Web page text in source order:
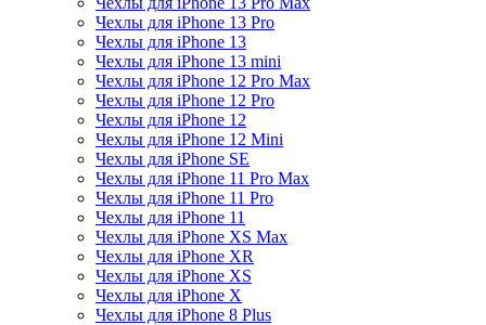
Чехлы для iPhone 13 Pro
Чехлы для iPhone 13
Чехлы для iPhone 13 mini
Чехлы для iPhone 12 Pro Max
Чехлы для iPhone 12 Pro
Чехлы для iPhone 12
Чехлы для iPhone 12 Mini
Чехлы для iPhone SE
Чехлы для iPhone 11 Pro Max
Чехлы для iPhone 11 Pro
Чехлы для iPhone 11
Чехлы для iPhone XS Max
Чехлы для iPhone XR
Чехлы для iPhone XS
Чехлы для iPhone X
Чехлы для iPhone 8 Plus